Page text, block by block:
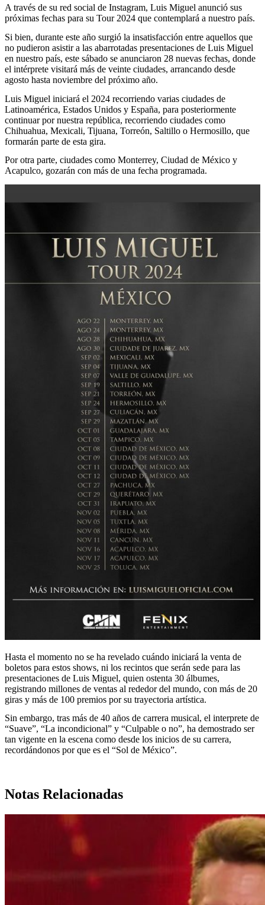
A través de su red social de Instagram, Luis Miguel anunció sus
próximas fechas para su Tour 2024 que contemplará a nuestro país.
Si bien, durante este año surgió la insatisfacción entre aquellos que
no pudieron asistir a las abarrotadas presentaciones de Luis Miguel
en nuestro país, este sábado se anunciaron 28 nuevas fechas, donde
el intérprete visitará más de veinte ciudades, arrancando desde
agosto hasta noviembre del próximo año.
Luis Miguel iniciará el 2024 recorriendo varias ciudades de
Latinoamérica, Estados Unidos y España, para posteriormente
continuar por nuestra república, recorriendo ciudades como
Chihuahua, Mexicali, Tijuana, Torreón, Saltillo o Hermosillo, que
formarán parte de esta gira.
Por otra parte, ciudades como Monterrey, Ciudad de México y
Acapulco, gozarán con más de una fecha programada.
Hasta el momento no se ha revelado cuándo iniciará la venta de
boletos para estos shows, ni los recintos que serán sede para las
presentaciones de Luis Miguel, quien ostenta 30 álbumes,
registrando millones de ventas al rededor del mundo, con más de 20
giras y más de 100 premios por su trayectoria artística.
Sin embargo, tras más de 40 años de carrera musical, el interprete de
“Suave”, “La incondicional” y “Culpable o no”, ha demostrado ser
tan vigente en la escena como desde los inicios de su carrera,
recordándonos por que es el “Sol de México”.
Notas Relacionadas